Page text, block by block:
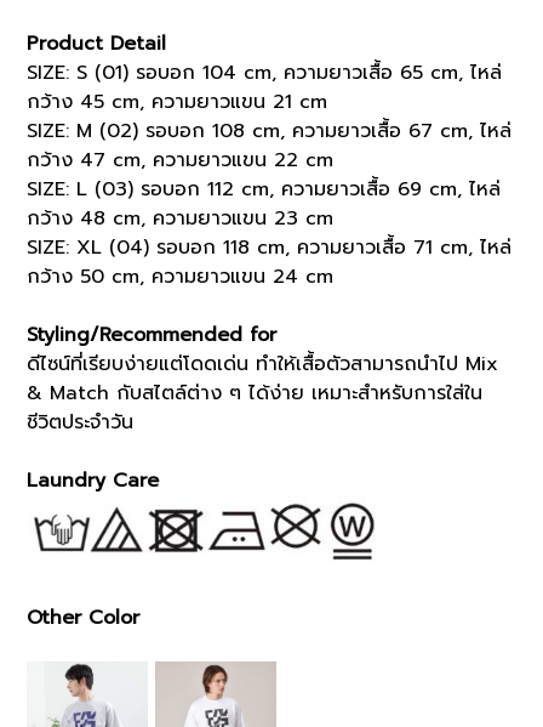
Product Detail
SIZE: S (01) รอบอก 104 cm, ความยาวเสื้อ 65 cm, ไหล่
กว้าง 45 cm, ความยาวแขน 21 cm
SIZE: M (02) รอบอก 108 cm, ความยาวเสื้อ 67 cm, ไหล่
กว้าง 47 cm, ความยาวแขน 22 cm
SIZE: L (03) รอบอก 112 cm, ความยาวเสื้อ 69 cm, ไหล่
กว้าง 48 cm, ความยาวแขน 23 cm
SIZE: XL (04) รอบอก 118 cm, ความยาวเสื้อ 71 cm, ไหล่
กว้าง 50 cm, ความยาวแขน 24 cm
Styling/Recommended for
ดีไซน์ที่เรียบง่ายแต่โดดเด่น ทำให้เสื้อตัวสามารถนำไป Mix
& Match กับสไตล์ต่าง ๆ ได้ง่าย เหมาะสำหรับการใส่ใน
ชีวิตประจำวัน
Laundry Care
Other Color